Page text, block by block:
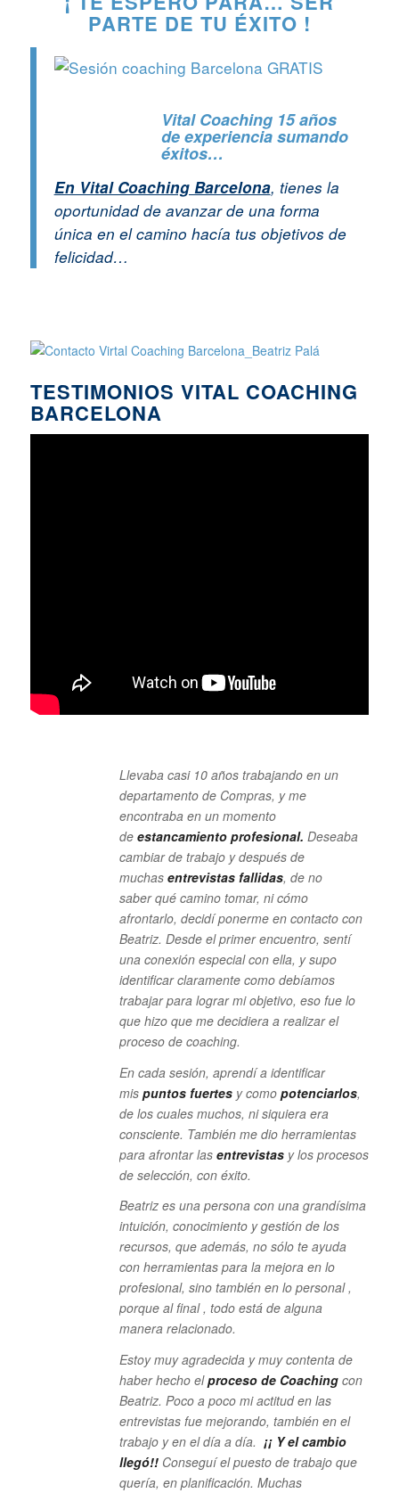
PARTE DE TU ÉXITO !
Vital Coaching 15 años
de experiencia sumando
éxitos…
En Vital Coaching Barcelona, tienes la
oportunidad de avanzar de una forma
única en el camino hacía tus objetivos de
felicidad…
TESTIMONIOS VITAL COACHING
BARCELONA
Llevaba casi 10 años trabajando en un
departamento de Compras, y me
encontraba en un momento
de estancamiento profesional. Deseaba
cambiar de trabajo y después de
muchas entrevistas fallidas, de no
saber qué camino tomar, ni cómo
afrontarlo, decidí ponerme en contacto con
Beatriz. Desde el primer encuentro, sentí
una conexión especial con ella, y supo
identificar claramente como debíamos
trabajar para lograr mi objetivo, eso fue lo
que hizo que me decidiera a realizar el
proceso de coaching.
En cada sesión, aprendí a identificar
mis puntos fuertesy como potenciarlos,
de los cuales muchos, ni siquiera era
consciente. También me dio herramientas
para afrontar las entrevistasy los procesos
de selección, con éxito.
Beatriz es una persona con una grandísima
intuición, conocimiento y gestión de los
recursos, que además, no sólo te ayuda
con herramientas para la mejora en lo
profesional, sino también en lo personal ,
porque al final , todo está de alguna
manera relacionado.
Estoy muy agradecida y muy contenta de
haber hecho elproceso de Coachingcon
Beatriz. Poco a poco mi actitud en las
entrevistas fue mejorando, también en el
trabajo y en el día a día. ¡¡ Y el cambio
llegó!!Conseguí el puesto de trabajo que
quería, en planificación. Muchas